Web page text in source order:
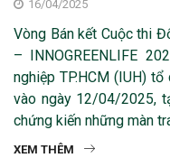
16/04/2025
Vòng Bán kết Cuộc thi
– INNOGREENLIFE
nghiệp TP.HCM (IUH)
vào ngày 12/04/2025,
chứng kiến những màn
XEM THÊM